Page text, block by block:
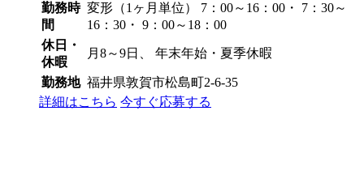
勤務時
間
変形（1ヶ月単位） 7：00～16：00・ 7：30～
16：30・ 9：00～18：00
休日・
休暇
月8～9日、 年末年始・夏季休暇
勤務地 福井県敦賀市松島町2-6-35
詳細はこちら 今すぐ応募する